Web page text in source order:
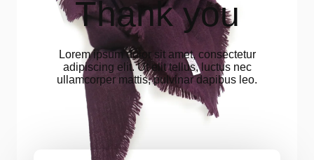
Thank you
Lorem ipsum dolor sit amet, consectetur
adipiscing elit. Ut elit tellus, luctus nec
ullamcorper mattis, pulvinar dapibus leo.